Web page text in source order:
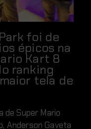
foi de
épicos na
Kart 8
ranking
tela de
de Super Mario
Anderson Gaveta